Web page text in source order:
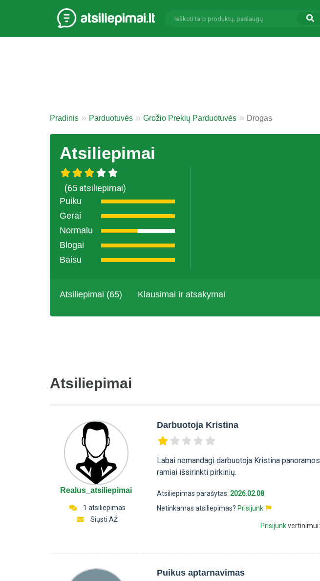
Pradinis Parduotuvės Grožio Prekių Parduotuvės Drogas
Atsiliepimai
(65 atsiliepimai)
Puiku
Gerai
Normalu
Blogai
Baisu
Atsiliepimai (65) Klausimai ir atsakymai
Atsiliepimai
Realus_atsiliepimai
1 atsiliepimas
Siųsti AŽ
Darbuotoja Kristina
Labai nemandagi darbuotoja Kristina
ramiai išsirinkti pirkinių.
Atsiliepimas parašytas:2026.02.08
Netinkamas atsiliepimas? Prisijunk
Prisijunkvertinimui:
Puikus aptarnavimas